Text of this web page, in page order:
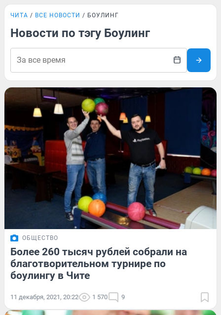
ЧИТА ВСЕ НОВОСТИ БОУЛИНГ
Новости по тэгу Боулинг
ОБЩЕСТВО
Более 260 тысяч рублей собрали на
благотворительном турнире по
боулингу в Чите
11 декабря, 2021, 20:22 1 570 9